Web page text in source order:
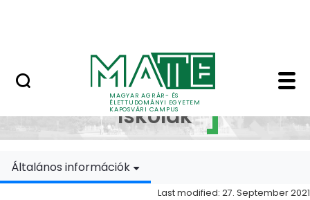
MAGYAR AGRÁR- ÉS
ÉLETTUDOMÁNYI EGYETEM
KAPOSVÁRI CAMPUS
Doktori Iskolák -
Doktori
Iskolák
Általános információk
Last modified: 27. September 2021